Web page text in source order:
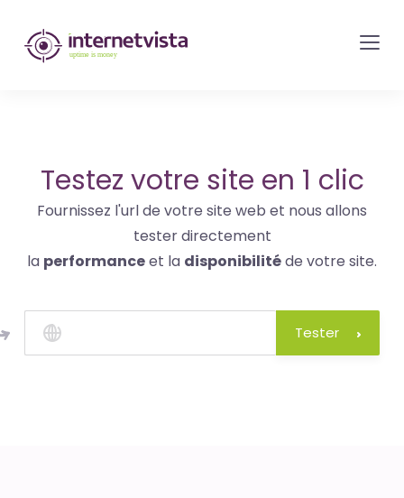
internetvista
monitoring
site
web
et
de
services
internet-
Uptime
is
Testez votre site en 1 clic
Fournissez l'url de votre site web et nous allons
tester directement
la performanceet la disponibilitéde votre site.
Tester